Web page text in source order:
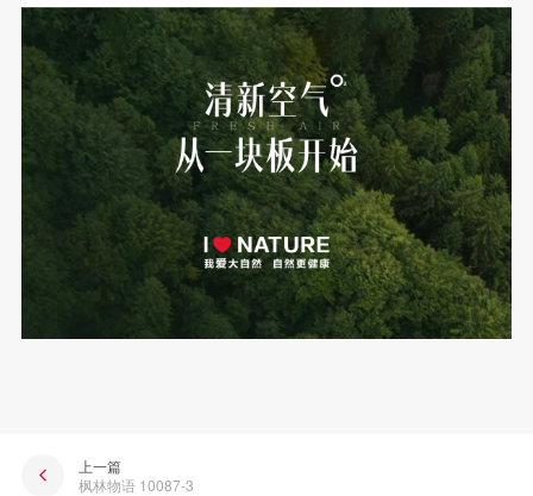
上一篇
枫林物语 10087-3